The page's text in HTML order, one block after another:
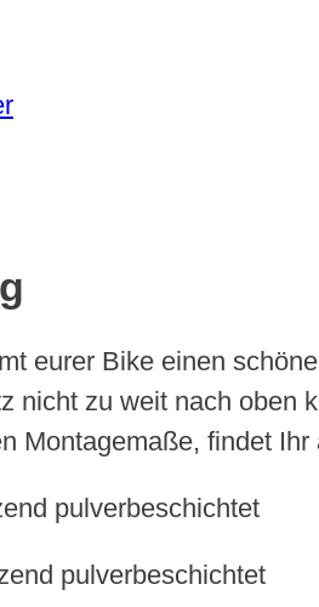
eurer Bike einen
nicht zu weit nach oben
Montagemaße, findet
pulverbeschichtet
pulverbeschichtet